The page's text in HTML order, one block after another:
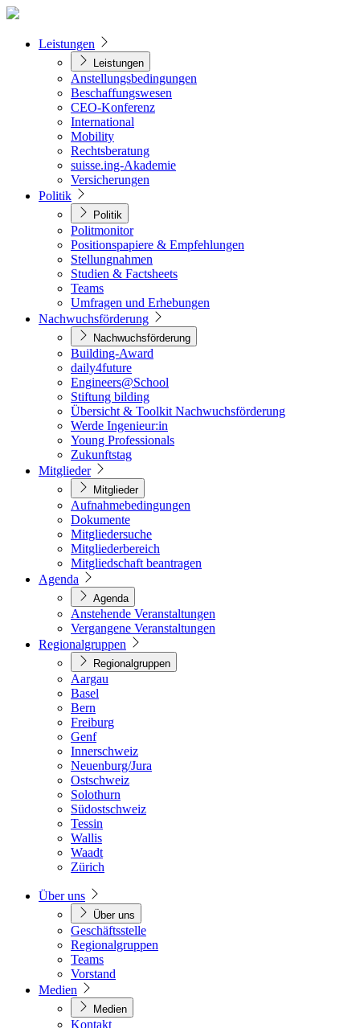
Leistungen
Leistungen
Anstellungsbedingungen
Beschaffungswesen
CEO-Konferenz
International
Mobility
Rechtsberatung
suisse.ing-Akademie
Versicherungen
Politik
Politik
Politmonitor
Positionspapiere & Empfehlungen
Stellungnahmen
Studien & Factsheets
Teams
Umfragen und Erhebungen
Nachwuchsförderung
Nachwuchsförderung
Building-Award
daily4future
Engineers@School
Stiftung bilding
Übersicht & Toolkit Nachwuchsförderung
Werde Ingenieur:in
Young Professionals
Zukunftstag
Mitglieder
Mitglieder
Aufnahmebedingungen
Dokumente
Mitgliedersuche
Mitgliederbereich
Mitgliedschaft beantragen
Agenda
Agenda
Anstehende Veranstaltungen
Vergangene Veranstaltungen
Regionalgruppen
Regionalgruppen
Aargau
Basel
Bern
Freiburg
Genf
Innerschweiz
Neuenburg/Jura
Ostschweiz
Solothurn
Südostschweiz
Tessin
Wallis
Waadt
Zürich
Über uns
Über uns
Geschäftsstelle
Regionalgruppen
Teams
Vorstand
Medien
Medien
Kontakt